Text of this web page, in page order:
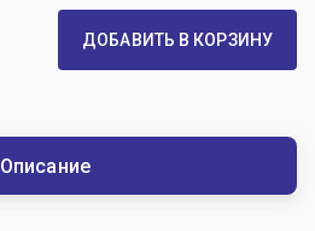
ДОБАВИТЬ В КОРЗИНУ
Описание